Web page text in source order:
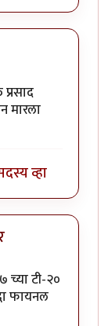
मारला
व्हा
टी-२०
फायनल